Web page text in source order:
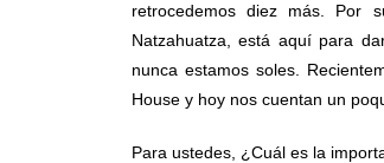
retrocedemos diez más. Por
Natzahuatza, está aquí para
nunca estamos soles.
House y hoy nos cuentan un
Para ustedes, ¿Cuál es la